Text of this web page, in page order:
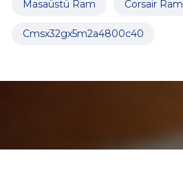
Masaüstü Ram Corsair Ram
Cmsx32gx5m2a4800c40